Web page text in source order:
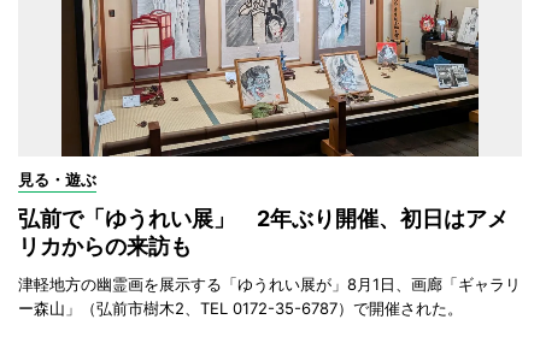
見る・遊ぶ
弘前で「ゆうれい展」 2年ぶり開催、初日はアメ
リカからの来訪も
津軽地方の幽霊画を展示する「ゆうれい展が」8月1日、画廊「ギャラリ
ー森山」（弘前市樹木2、TEL 0172-35-6787）で開催された。